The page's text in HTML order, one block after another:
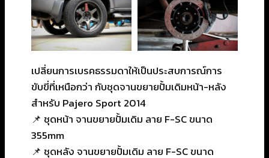
เปลี่ยนการเบรคธรรมดาให้เป็นประสบการณ์การ
ขับขี่ที่เหนือกว่า กับชุดจานขยายปั้มเดิมหน้า-หลัง
สำหรับ Pajero Sport 2014
📌 ชุดหน้า จานขยายปั้มเดิม ลาย F-SC ขนาด
355mm
📌 ชุดหลัง จานขยายปั้มเดิม ลาย F-SC ขนาด